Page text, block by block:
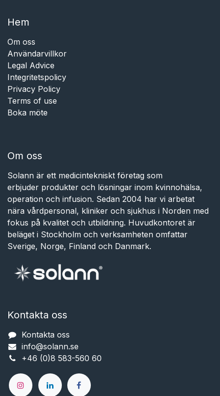
Hem​​
Om oss
Användarvillkor
Legal Advice
Integritetspolicy
Privacy Policy
Terms of use
Boka möte
Om oss
Solann är ett medicintekniskt företag som
erbjuder produkter och lösningar inom kvinnohälsa,
operation och infusion. Sedan 2004 har vi arbetat
nära vårdpersonal, kliniker och sjukhus i Norden med
fokus på kvalitet och utbildning. Huvudkontoret är
beläget i Stockholm och verksamheten omfattar
Sverige, Norge, Finland och Danmark.
Kontakta oss
Kontakta oss
info@solann.se​​​​​​
+46 (0)8 583-560 60